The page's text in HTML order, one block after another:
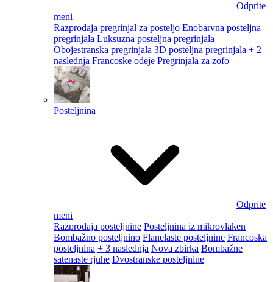
Odprite
meni
Razprodaja pregrinjal za posteljo Enobarvna posteljna
pregrinjala Luksuzna posteljna pregrinjala
Obojestranska pregrinjala 3D posteljna pregrinjala + 2
naslednja Francoske odeje Pregrinjala za zofo
Posteljnina
Odprite
meni
Razprodaja posteljnine Posteljnina iz mikrovlaken
Bombažno posteljnino Flanelaste posteljnine Francoska
posteljnina + 3 naslednja Nova zbirka Bombažne
satenaste rjuhe Dvostranske posteljnine